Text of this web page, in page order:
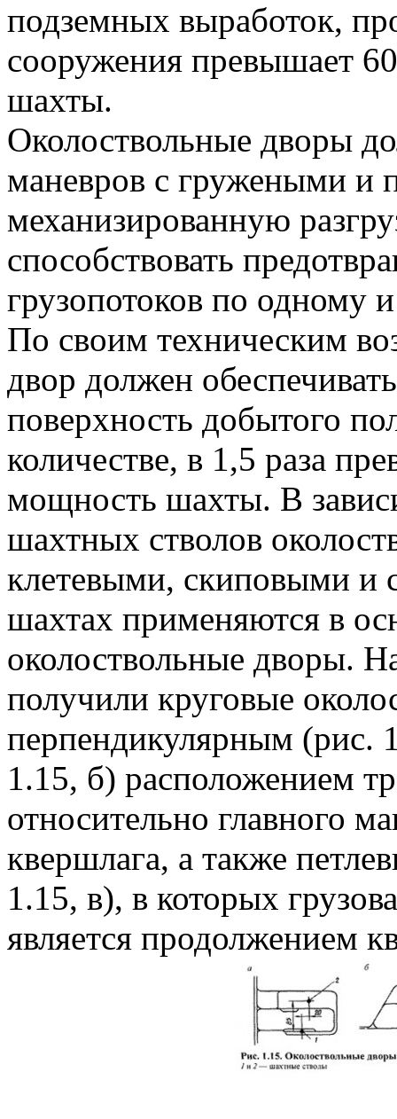
подземных выработок,
сооружения превышает
шахты.
Околоствольные дворы
маневров с гружеными и
механизированную
способствовать
грузопотоков по одному
По своим техническим
двор должен
поверхность добытого
количестве, в 1,5 раза
мощность шахты. В
шахтных стволов
клетевыми, скиповыми и
шахтах применяются в
околоствольные дворы.
получили круговые
перпендикулярным (рис.
1.15, б) расположением
относительно главного
квершлага, а также
1.15, в), в которых
является продолжением